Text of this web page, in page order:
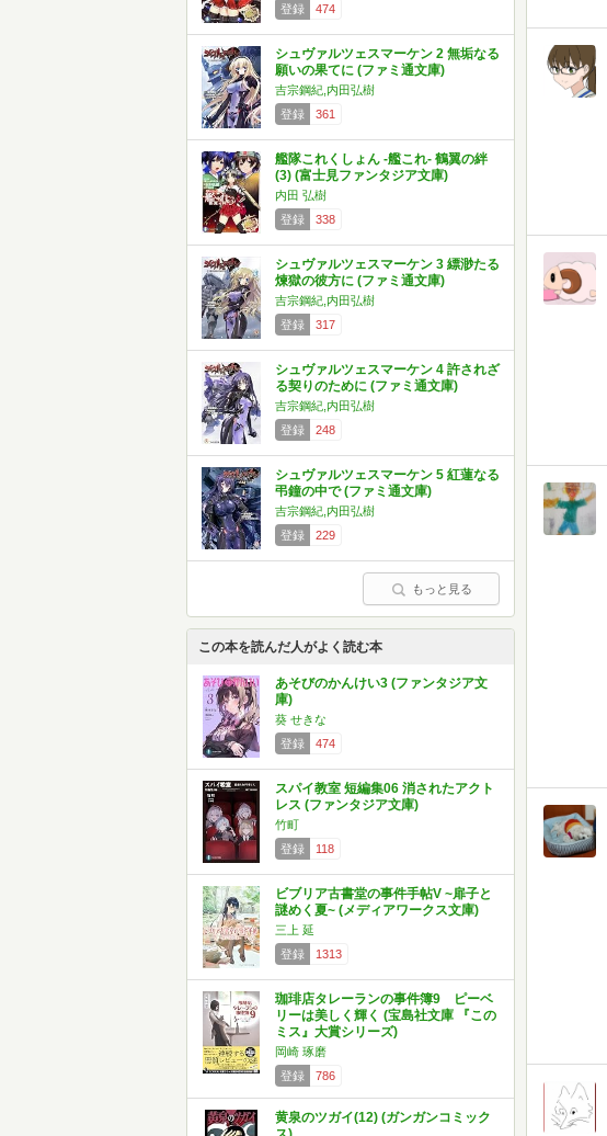
登録
474
シュヴァルツェスマーケン 2 無垢なる
願いの果てに (ファミ通文庫)
吉宗鋼紀,内田弘樹
登録
361
艦隊これくしょん -艦これ- 鶴翼の絆
(3) (富士見ファンタジア文庫)
内田 弘樹
登録
338
シュヴァルツェスマーケン 3 縹渺たる
煉獄の彼方に (ファミ通文庫)
吉宗鋼紀,内田弘樹
登録
317
シュヴァルツェスマーケン 4 許されざ
る契りのために (ファミ通文庫)
吉宗鋼紀,内田弘樹
登録
248
シュヴァルツェスマーケン 5 紅蓮なる
弔鐘の中で (ファミ通文庫)
吉宗鋼紀,内田弘樹
登録
229
もっと見る
この本を読んだ人がよく読む本
あそびのかんけい3 (ファンタジア文
庫)
葵 せきな
登録
474
スパイ教室 短編集06 消されたアクト
レス (ファンタジア文庫)
竹町
登録
118
ビブリア古書堂の事件手帖V ~扉子と
謎めく夏~ (メディアワークス文庫)
三上 延
登録
1313
珈琲店タレーランの事件簿9 ピーベ
リーは美しく輝く (宝島社文庫 『この
ミス』大賞シリーズ)
岡崎 琢磨
登録
786
黄泉のツガイ(12) (ガンガンコミック